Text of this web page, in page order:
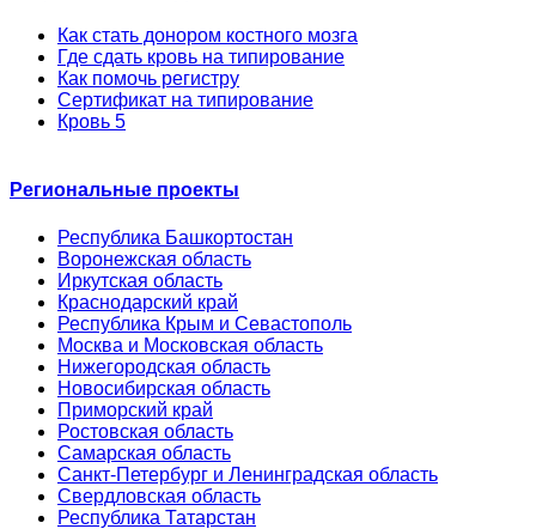
Как стать донором костного мозга
Где сдать кровь на типирование
Как помочь регистру
Сертификат на типирование
Кровь 5
Региональные проекты
Республика Башкортостан
Воронежская область
Иркутская область
Краснодарский край
Республика Крым и Севастополь
Москва и Московская область
Нижегородская область
Новосибирская область
Приморский край
Ростовская область
Самарская область
Санкт-Петербург и Ленинградская область
Свердловская область
Республика Татарстан